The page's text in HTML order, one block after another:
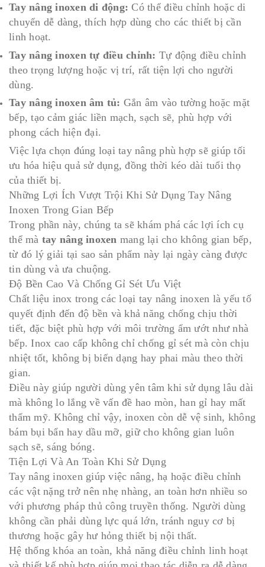
Tay nâng inoxen di động: Có thể điều chỉnh hoặc di
chuyển dễ dàng, thích hợp dùng cho các thiết bị cần
linh hoạt.
Tay nâng inoxen tự điều chỉnh: Tự động điều chỉnh
theo trọng lượng hoặc vị trí, rất tiện lợi cho người
dùng.
Tay nâng inoxen âm tủ: Gắn âm vào tường hoặc mặt
bếp, tạo cảm giác liền mạch, sạch sẽ, phù hợp với
phong cách hiện đại.
Việc lựa chọn đúng loại tay nâng phù hợp sẽ giúp tối
ưu hóa hiệu quả sử dụng, đồng thời kéo dài tuổi thọ
của thiết bị.
Những Lợi Ích Vượt Trội Khi Sử Dụng Tay Nâng
Inoxen Trong Gian Bếp
Trong phần này, chúng ta sẽ khám phá các lợi ích cụ
thể mà tay nâng inoxen mang lại cho không gian bếp,
từ đó lý giải tại sao sản phẩm này lại ngày càng được
tin dùng và ưa chuộng.
Độ Bền Cao Và Chống Gỉ Sét Ưu Việt
Chất liệu inox trong các loại tay nâng inoxen là yếu tố
quyết định đến độ bền và khả năng chống chịu thời
tiết, đặc biệt phù hợp với môi trường ẩm ướt như nhà
bếp. Inox cao cấp không chỉ chống gỉ sét mà còn chịu
nhiệt tốt, không bị biến dạng hay phai màu theo thời
gian.
Điều này giúp người dùng yên tâm khi sử dụng lâu dài
mà không lo lắng về vấn đề hao mòn, han gỉ hay mất
thẩm mỹ. Không chỉ vậy, inoxen còn dễ vệ sinh, không
bám bụi bẩn hay dầu mỡ, giữ cho không gian luôn
sạch sẽ, sáng bóng.
Tiện Lợi Và An Toàn Khi Sử Dụng
Tay nâng inoxen giúp việc nâng, hạ hoặc điều chỉnh
các vật nặng trở nên nhẹ nhàng, an toàn hơn nhiều so
với phương pháp thủ công truyền thống. Người dùng
không cần phải dùng lực quá lớn, tránh nguy cơ bị
thương hoặc gây hư hỏng thiết bị nội thất.
Hệ thống khóa an toàn, khả năng điều chỉnh linh hoạt